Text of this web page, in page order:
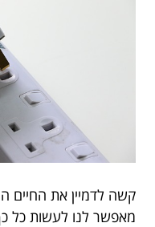
קשה לדמיין את החיים
מאפשר לנו לעשות כל